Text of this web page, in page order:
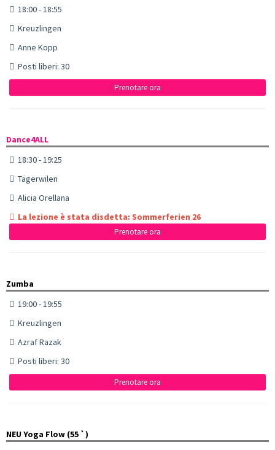
18:00 - 18:55
Kreuzlingen
Anne Kopp
Posti liberi: 30
Prenotare ora
Dance4ALL
18:30 - 19:25
Tägerwilen
Alicia Orellana
La lezione è stata disdetta: Sommerferien 26
Prenotare ora
Zumba
19:00 - 19:55
Kreuzlingen
Azraf Razak
Posti liberi: 30
Prenotare ora
NEU Yoga Flow (55 `)